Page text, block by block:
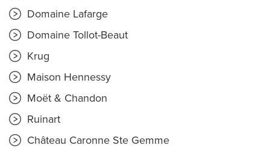
Domaine Lafarge
Domaine Tollot-Beaut
Krug
Maison Hennessy
Moët & Chandon
Ruinart
Château Caronne Ste Gemme